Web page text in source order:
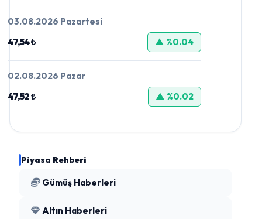
03.08.2026 Pazartesi
47,54 ₺
▲ %0.04
02.08.2026 Pazar
47,52 ₺
▲ %0.02
Piyasa Rehberi
Gümüş Haberleri
Altın Haberleri